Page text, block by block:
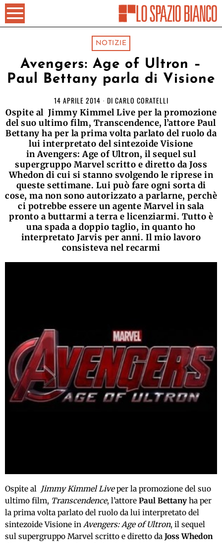
NOTIZIE
Avengers: Age of Ultron –
Paul Bettany parla di Visione
14 APRILE 2014 DI CARLO CORATELLI
Ospite al Jimmy Kimmel Live per la promozione
del suo ultimo film, Transcendence, l’attore Paul
Bettany ha per la prima volta parlato del ruolo da
lui interpretato del sintezoide Visione
in Avengers: Age of Ultron, il sequel sul
supergruppo Marvel scritto e diretto da Joss
Whedon di cui si stanno svolgendo le riprese in
queste settimane. Lui può fare ogni sorta di
cose, ma non sono autorizzato a parlarne, perchè
ci potrebbe essere un agente Marvel in sala
pronto a buttarmi a terra e licenziarmi. Tutto è
una spada a doppio taglio, in quanto ho
interpretato Jarvis per anni. Il mio lavoro
consisteva nel recarmi
Ospite al Jimmy Kimmel Liveper la promozione del suo
ultimo film, Transcendence, l’attore Paul Bettany ha per
la prima volta parlato del ruolo da lui interpretato del
sintezoide Visione in Avengers: Age of Ultron, il sequel
sul supergruppo Marvel scritto e diretto da Joss Whedon